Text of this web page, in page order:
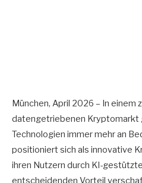
München, April 2026 – In einem
datengetriebenen Kryptomarkt
Technologien immer mehr an
positioniert sich als innovative
ihren Nutzern durch KI-
entscheidenden Vorteil